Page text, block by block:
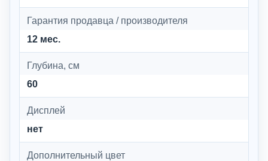
Гарантия продавца / производителя
12 мес.
Глубина, см
60
Дисплей
нет
Дополнительный цвет